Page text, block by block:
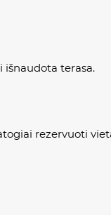
išnaudota terasa.
rezervuoti